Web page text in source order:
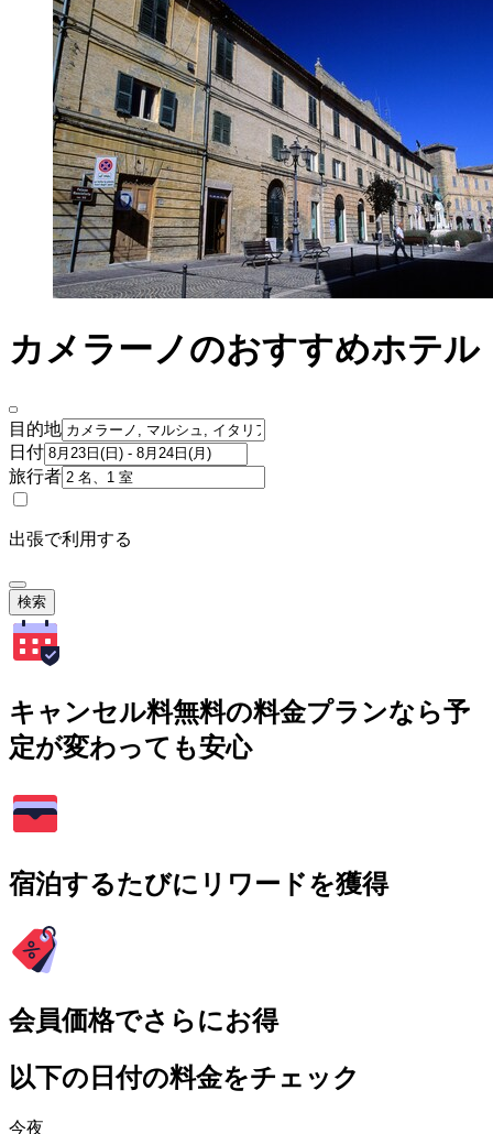
カメラーノのおすすめホテル
目的地
日付
旅行者
出張で利用する
検索
キャンセル料無料の料金プランなら予
定が変わっても安心
宿泊するたびにリワードを獲得
会員価格でさらにお得
以下の日付の料金をチェック
今夜